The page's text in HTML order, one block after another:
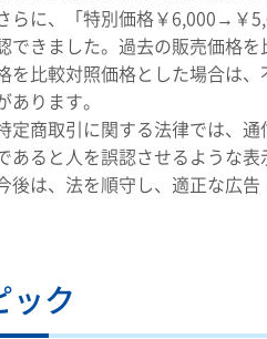
らに、「特別価格￥6,000→￥
できました。過去の販売価格
を比較対照価格とした場合は
あります。
定商取引に関する法律では、
あると人を誤認させるような
後は、法を順守し、適正な広告
ック